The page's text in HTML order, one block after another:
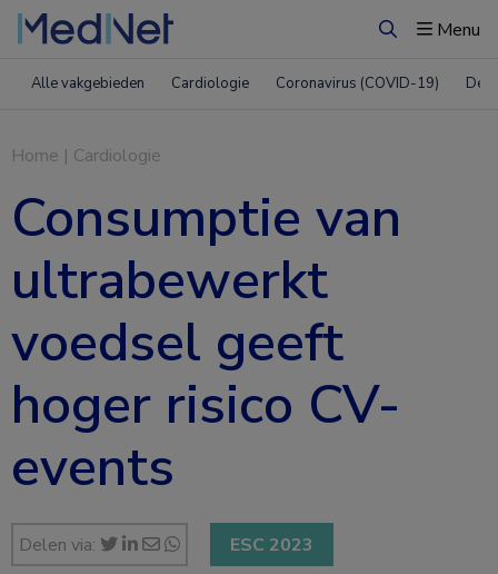
ZoekenMenu
Alle vakgebieden Cardiologie Coronavirus (COVID-19)
Home | Cardiologie
Consumptie van
ultrabewerkt
voedsel geeft
hoger risico CV-
events
Delen via: ESC 2023